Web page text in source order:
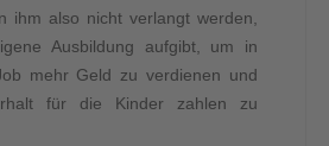
ihm also nicht verlangt werden,
Ausbildung aufgibt, um in
mehr Geld zu verdienen und
für die Kinder zahlen zu